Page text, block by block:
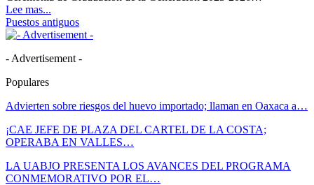
Lee mas...
Puestos antiguos
- Advertisement -
Populares
Advierten sobre riesgos del huevo importado; llaman en Oaxaca a…
¡CAE JEFE DE PLAZA DEL CARTEL DE LA COSTA;
OPERABA EN VALLES…
LA UABJO PRESENTA LOS AVANCES DEL PROGRAMA
CONMEMORATIVO POR EL…